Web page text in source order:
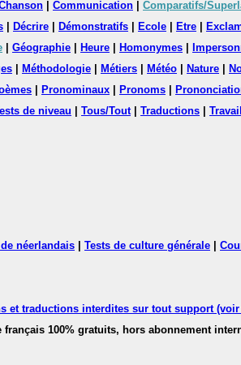
Communication Comparatifs/
Décrire Démonstratifs Ecole Etre
Géographie Heure Homonymes
Méthodologie Métiers Météo Nature
Pronominaux Pronoms
de niveau Tous/Tout| Traductions Travail
néerlandais Tests de culture générale
et traductions interdites sur tout support
français 100% gratuits, hors abonnement